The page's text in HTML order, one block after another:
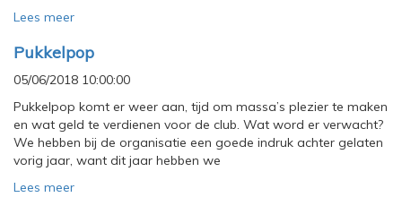
Lees meer
Pukkelpop
05/06/2018 10:00:00
Pukkelpop komt er weer aan, tijd om massa’s plezier te maken
en wat geld te verdienen voor de club. Wat word er verwacht?
We hebben bij de organisatie een goede indruk achter gelaten
vorig jaar, want dit jaar hebben we
Lees meer